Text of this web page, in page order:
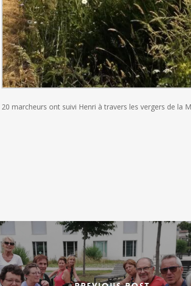
20 marcheurs ont suivi Henri à travers les vergers de la